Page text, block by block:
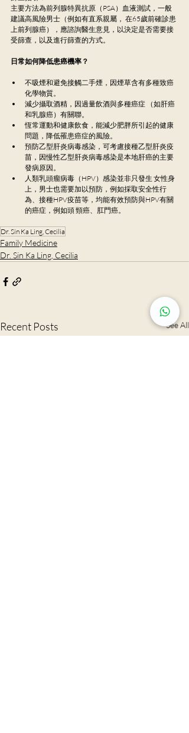
主要方法為前列腺特異抗原（PSA）血液測試，一般
建議高風險男士（例如有直系親屬， 在65歲前確診患
上前列腺癌），應諮詢醫生意見，以決定是否需要接
受篩查，以及進行篩查的方式。
日常如何降低患癌機率？
不吸煙和避免接觸二手煙，因煙草含有多種致癌
化學物質。
減少攝取酒精，因過量飲酒與多種癌症 （如肝癌
和乳腺癌）有關聯。
恆常運動和健康飲食，能減少肥胖所引起的健康
問題，降低罹患癌症的風險。
預防乙型肝炎病毒感染，可考慮接種乙型肝炎疫
苗，因慢性乙型肝炎病毒感染是本地肝癌的主要
發病原因。
人類乳頭瘤病毒（HPV）感染並非只發生 女性身
上，男士也需要加以預防，例如採取安全性行
為、接種HPV疫苗等，均能有效預防與HPV有關
的癌症，例如頭 頸癌、肛門癌。
Dr. Sin Ka Ling, Cecilia
Family Medicine
Dr. Sin Ka Ling, Cecilia
Recent Posts See All